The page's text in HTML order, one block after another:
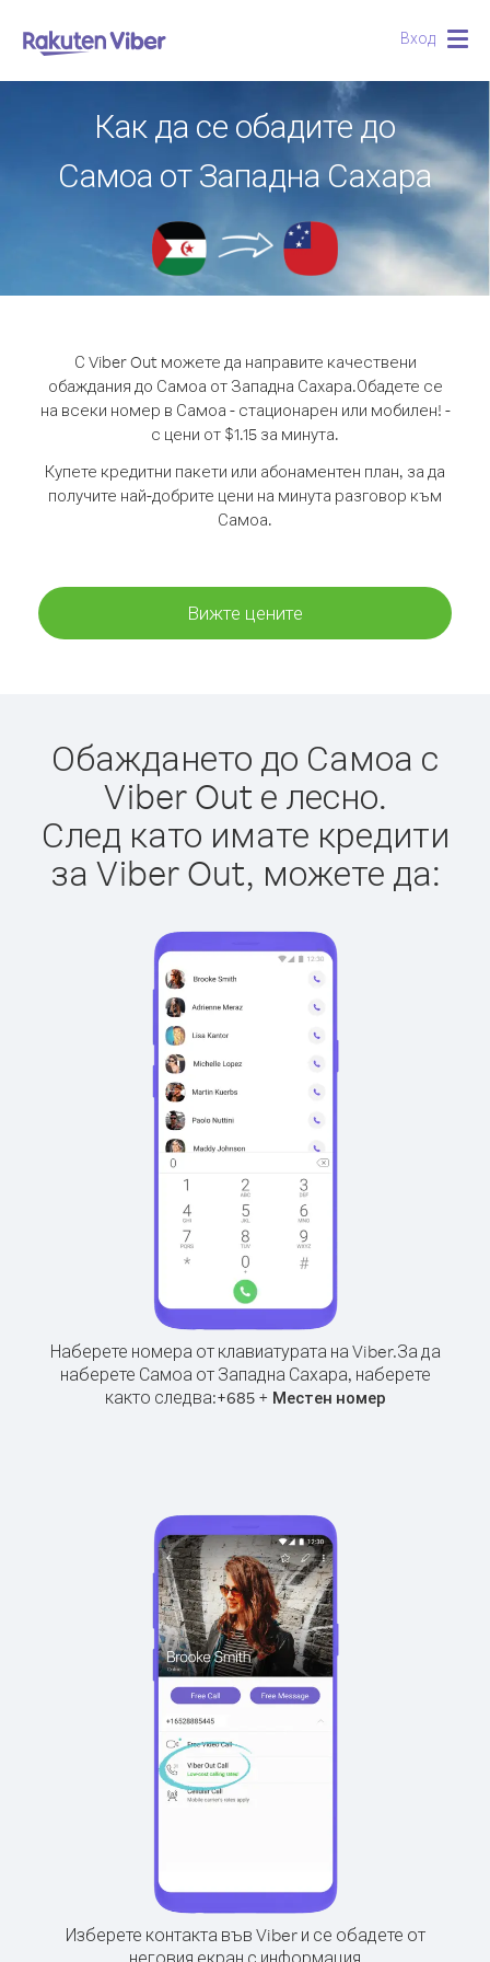
Вход
Как да се обадите до
Самоа от Западна Сахара
С Viber Out можете да направите качествени
обаждания до Самоа от Западна Сахара.Обадете се
на всеки номер в Самоа - стационарен или мобилен! -
с цени от $1.15 за минута.
Купете кредитни пакети или абонаментен план, за да
получите най-добрите цени на минута разговор към
Самоа.
Вижте цените
Обаждането до Самоа с
Viber Out е лесно.
След като имате кредити
за Viber Out, можете да:
Наберете номера от клавиатурата на Viber.За да
наберете Самоа от Западна Сахара, наберете
както следва:+685+ Местен номер
Изберете контакта във Viber и се обадете от
неговия екран с информация